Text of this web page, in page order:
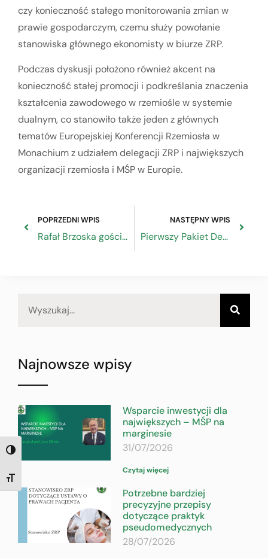
TOGGLE HIGH CONTRAST
TOGGLE FONT SIZE
czy konieczność stałego monitorowania zmian w
prawie gospodarczym, czemu służy powołanie
stanowiska głównego ekonomisty w biurze ZRP.
Podczas dyskusji położono również akcent na
konieczność stałej promocji i podkreślania znaczenia
kształcenia zawodowego w rzemiośle w systemie
dualnym, co stanowiło także jeden z głównych
tematów Europejskiej Konferencji Rzemiosła w
Monachium z udziałem delegacji ZRP i największych
organizacji rzemiosła i MŚP w Europie.
POPRZEDNI WPIS
Rafał Brzoska gościem Prezydium Rady Dialogu Społecznego
NASTĘPNY WPIS
Pierwszy Pakiet Deregulacyjny – pierwsze czytanie w Sejmie
Najnowsze wpisy
Wsparcie inwestycji dla
największych – MŚP na
marginesie
31/07/2026
Czytaj więcej
Potrzebne bardziej
precyzyjne przepisy
dotyczące praktyk
pseudomedycznych
28/07/2026